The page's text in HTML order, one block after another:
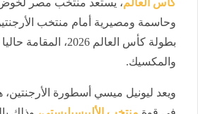
كأس العالم، يستعد منتخب مصر
بطولة كأس العالم 2026،
والمكسيك.
ويعد ليونيل ميسي أسطورة الأرجنتين،